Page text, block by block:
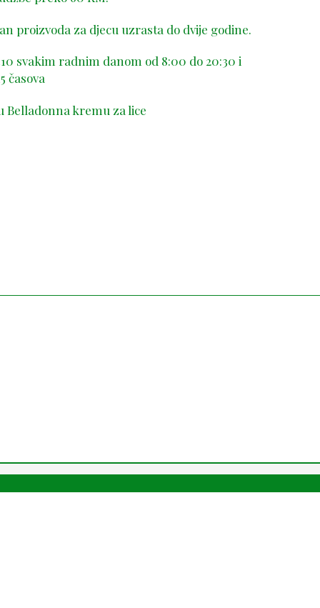
proizvoda za djecu uzrasta do dvije godine.
svakim radnim danom od 8:00 do 20:30 i
časova
Belladonna kremu za lice